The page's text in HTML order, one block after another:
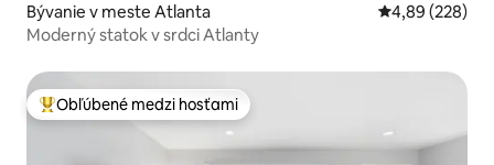
Bývanie v meste Atlanta Priemerné
4,89 (228)
Moderný statok v srdci Atlanty
Najobľúbenejšie medzi hosťami
Obľúbené medzi hosťami